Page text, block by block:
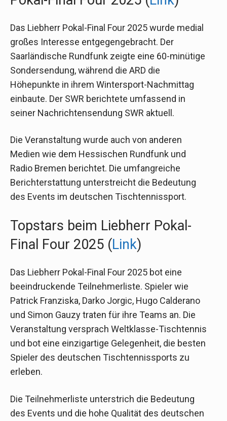
Das Liebherr Pokal-Final Four 2025 wurde medial
großes Interesse entgegengebracht. Der
Saarländische Rundfunk zeigte eine 60-minütige
Sondersendung, während die ARD die
Höhepunkte in ihrem Wintersport-Nachmittag
einbaute. Der SWR berichtete umfassend in
seiner Nachrichtensendung SWR aktuell.
Die Veranstaltung wurde auch von anderen
Medien wie dem Hessischen Rundfunk und
Radio Bremen berichtet. Die umfangreiche
Berichterstattung unterstreicht die Bedeutung
des Events im deutschen Tischtennissport.
Topstars beim Liebherr Pokal-
Final Four 2025 (Link)
Das Liebherr Pokal-Final Four 2025 bot eine
beeindruckende Teilnehmerliste. Spieler wie
Patrick Franziska, Darko Jorgic, Hugo Calderano
und Simon Gauzy traten für ihre Teams an. Die
Veranstaltung versprach Weltklasse-Tischtennis
und bot eine einzigartige Gelegenheit, die besten
Spieler des deutschen Tischtennissports zu
erleben.
Die Teilnehmerliste unterstrich die Bedeutung
des Events und die hohe Qualität des deutschen